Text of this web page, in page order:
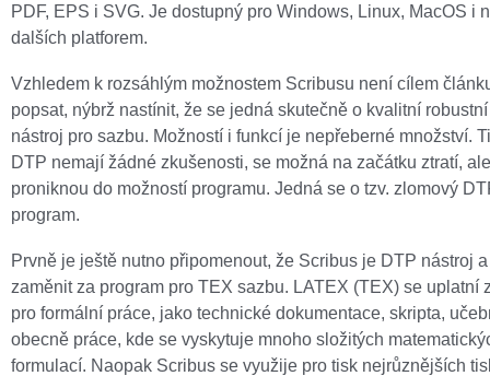
PDF, EPS i SVG. Je dostupný pro Windows, Linux, MacOS i
dalších platforem.
Vzhledem k rozsáhlým možnostem Scribusu není cílem
popsat, nýbrž nastínit, že se jedná skutečně o kvalitní
nástroj pro sazbu. Možností i funkcí je nepřeberné množství.
DTP nemají žádné zkušenosti, se možná na začátku ztratí,
proniknou do možností programu. Jedná se o tzv. zlomový
program.
Prvně je ještě nutno připomenout, že Scribus je DTP nástroj
zaměnit za program pro TEX sazbu. LATEX (TEX) se uplatní
pro formální práce, jako technické dokumentace, skripta,
obecně práce, kde se vyskytuje mnoho složitých
formulací. Naopak Scribus se využije pro tisk nejrůznějších